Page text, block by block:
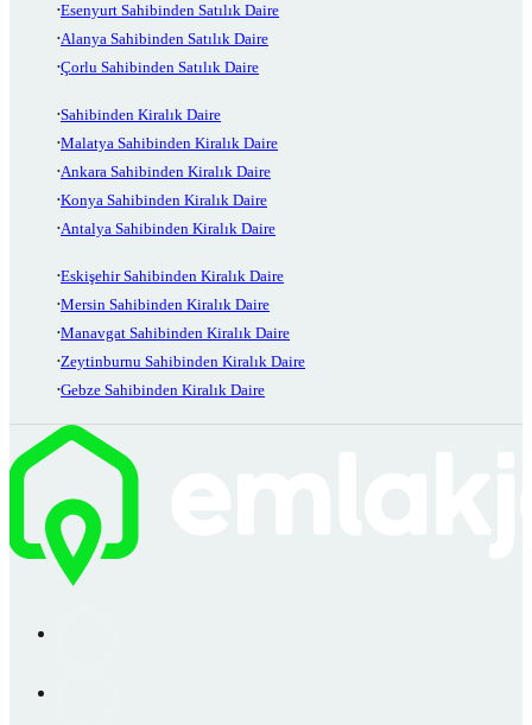
Esenyurt Sahibinden Satılık Daire
Alanya Sahibinden Satılık Daire
Çorlu Sahibinden Satılık Daire
Sahibinden Kiralık Daire
Malatya Sahibinden Kiralık Daire
Ankara Sahibinden Kiralık Daire
Konya Sahibinden Kiralık Daire
Antalya Sahibinden Kiralık Daire
Eskişehir Sahibinden Kiralık Daire
Mersin Sahibinden Kiralık Daire
Manavgat Sahibinden Kiralık Daire
Zeytinburnu Sahibinden Kiralık Daire
Gebze Sahibinden Kiralık Daire